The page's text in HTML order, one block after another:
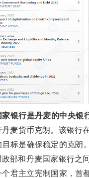
家银行是丹麦的中央银
丹麦货币克朗。该银行
目标是确保稳定的克朗
部和丹麦国家银行之
个君主立宪制国家，首